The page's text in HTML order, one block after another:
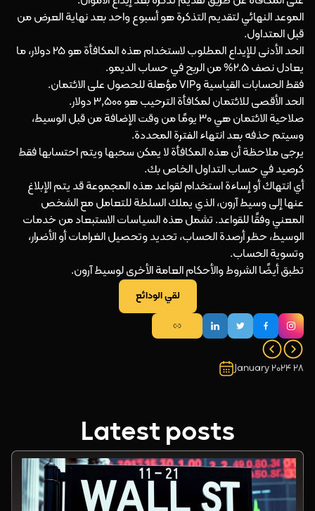
28 January 2024
الموعد النهائي لتقديم التذكرة هو أسبوع واحد بعد نهاية العرض من
قبل المتداول.
الحد الأدنى للإيداع المطلوب لاستخدام هذه المكافأة هو 25 دولار، ما
يعادل نصف 2.5% من الربح في حساب الديمو.
فقط الحسابات القياسية وVIP مؤهلة للحصول على الائتمان.
الحد الأقصى للائتمان لمكافأة الترحيب هو 3,500 دولار.
صلاحية الائتمان هي 30 يومًا من وقت الإضافة من قبل الوسيط،
وسيتم حذفه بعد انتهاء الفترة المحددة.
يرجى ملاحظة أن هذه المكافأة لا يمكن سحبها ويتم احتسابها فقط
كرصيد في حساب التداول الخاص بك.
أي انتهاك أو إساءة استخدام لقواعد هذه المجموعة قد يتم الإبلاغ
عنها إلى وسيط آرون، الذي يملك السلطة للتعامل مع الشخص
المعني وفقًا للقواعد. تشمل هذه السياسات الاستبعاد من خدمات
الوسيط، حظر أرصدة الحساب، تحديد وتحصيل الغرامات أو الأضرار،
وتسوية الحساب.
تطبق أيضًا الشروط والأحكام العامة الأخرى لوسيط آرون.
لقي الودائع
Latest posts